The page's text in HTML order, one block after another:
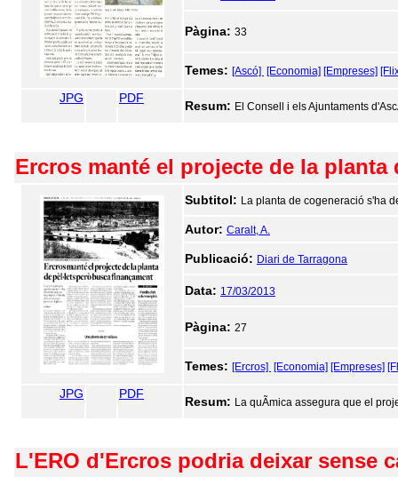
Pàgina: 33
Temes: [Ascó] [Economia] [Empreses]
JPG PDF
Resum: El Consell i els Ajuntaments
Ercros manté el projecte de la
Subtitol: La planta de cogeneració s'ha
Autor: Caralt, A.
Publicació: Diari de Tarragona
Data: 17/03/2013
Pàgina: 27
Temes: [Ercros] [Economia] [Empreses]
JPG PDF
Resum: La quÃ­mica assegura que el
L'ERO d'Ercros podria deixar sense